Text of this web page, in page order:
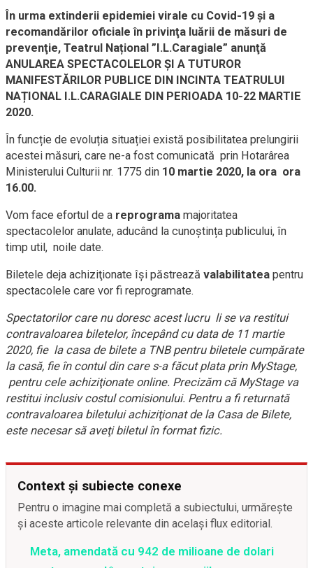
În urma extinderii epidemiei virale cu Covid-19 şi a
recomandărilor oficiale în privinţa luării de măsuri de
prevenţie, Teatrul Național ”I.L.Caragiale” anunţă
ANULAREA SPECTACOLELOR ȘI A TUTUROR
MANIFESTĂRILOR PUBLICE DIN INCINTA TEATRULUI
NAȚIONAL I.L.CARAGIALE DIN PERIOADA 10-22 MARTIE
2020.
În funcție de evoluția situației există posibilitatea prelungirii
acestei măsuri, care ne-a fost comunicată prin Hotarârea
Ministerului Culturii nr. 1775 din 10 martie 2020, la ora ora
16.00.
Vom face efortul de a reprograma majoritatea
spectacolelor anulate, aducând la cunoștința publicului, în
timp util, noile date.
Biletele deja achiziţionate îşi păstrează valabilitatea pentru
spectacolele care vor fi reprogramate.
Spectatorilor care nu doresc acest lucru li se va restitui
contravaloarea biletelor, începând cu data de 11 martie
2020, fie la casa de bilete a TNB pentru biletele cumpărate
la casă, fie în contul din care s-a făcut plata prin MyStage,
pentru cele achiziţionate online. Precizăm că MyStage va
restitui inclusiv costul comisionului. Pentru a fi returnată
contravaloarea biletului achiziţionat de la Casa de Bilete,
este necesar să aveţi biletul în format fizic.
Context și subiecte conexe
Pentru o imagine mai completă a subiectului, urmărește
și aceste articole relevante din același flux editorial.
Meta, amendată cu 942 de milioane de dolari